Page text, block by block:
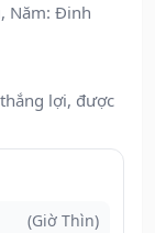
Năm: Đinh
lợi, được
(Giờ Thìn)